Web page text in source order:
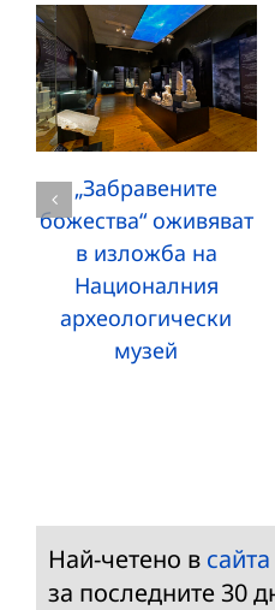
„Забравените
божества“ оживяват
в изложба на
Националния
археологически
музей
Най-четено в сайта
за последните 30